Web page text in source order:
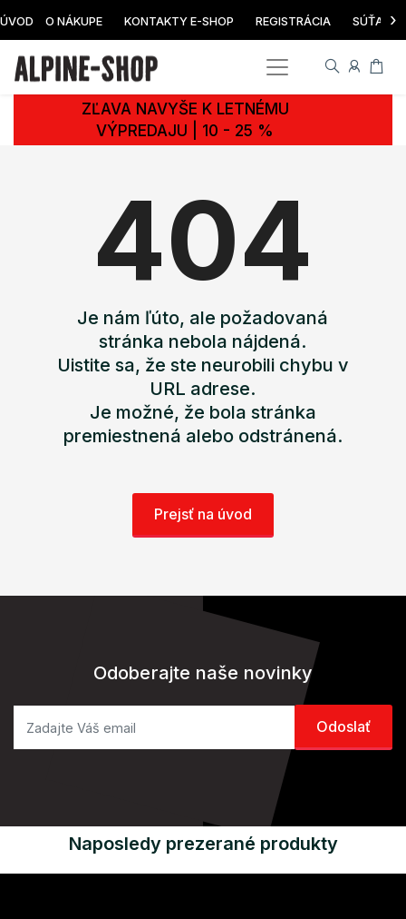
ÚVOD O NÁKUPE KONTAKTY E-SHOP REGISTRÁCIA SÚŤAŽ ›
ZĽAVA NAVYŠE K LETNÉMU
VÝPREDAJU | 10 - 25 %
404
Je nám ľúto, ale požadovaná
stránka nebola nájdená.
Uistite sa, že ste neurobili chybu v
URL adrese.
Je možné, že bola stránka
premiestnená alebo odstránená.
Prejsť na úvod
Odoberajte naše novinky
Naposledy prezerané produkty